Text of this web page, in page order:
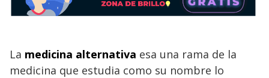
La medicina alternativa esa una rama de la
medicina que estudia como su nombre lo